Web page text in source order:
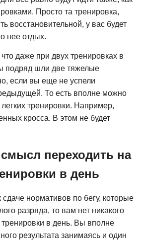
Просто та тренировка,
восстановительной, у вас будет
нее отдых.
даже при двух тренировках в
подряд шли две тяжелые
если вы еще не успели
То есть вполне можно
легких тренировки. Например,
кросса. В этом не будет
переходить на
в день
сдаче нормативов по бегу, которые
разряда, то вам нет никакого
в день. Вы вполне
результата занимаясь и один